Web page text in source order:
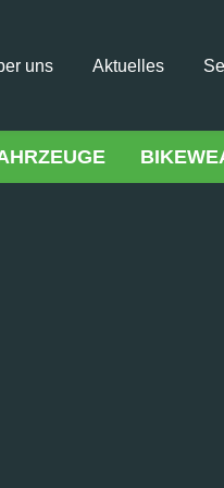
uns Aktuelles